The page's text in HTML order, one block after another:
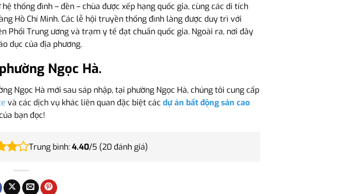
thống đình – đền – chùa được xếp hạng quốc gia, cùng các di tích
Hồ Chí Minh. Các lễ hội truyền thống đình làng được duy trì với
Phổi Trung ương và trạm y tế đạt chuẩn quốc gia. Ngoài ra, nơi đây
dục của địa phương.
Ngọc Hà.
Ngọc Hà mới sau sáp nhập, tại phường Ngọc Hà, chúng tôi cung cấp
và các dịch vụ khác liên quan đặc biệt cácdự án bất động sản cao
bạn đọc!
Trung bình:4.40/5 (20 đánh giá)